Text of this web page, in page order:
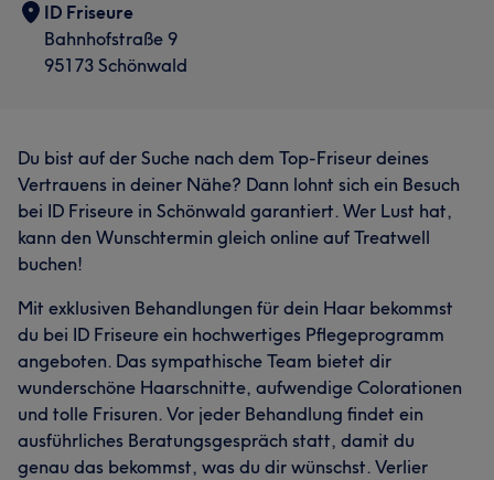
ID Friseure
Bahnhofstraße 9
95173 Schönwald
Du bist auf der Suche nach dem Top-Friseur deines
Vertrauens in deiner Nähe? Dann lohnt sich ein Besuch
bei ID Friseure in Schönwald garantiert. Wer Lust hat,
kann den Wunschtermin gleich online auf Treatwell
buchen!
Mit exklusiven Behandlungen für dein Haar bekommst
du bei ID Friseure ein hochwertiges Pflegeprogramm
angeboten. Das sympathische Team bietet dir
wunderschöne Haarschnitte, aufwendige Colorationen
und tolle Frisuren. Vor jeder Behandlung findet ein
ausführliches Beratungsgespräch statt, damit du
genau das bekommst, was du dir wünschst. Verlier